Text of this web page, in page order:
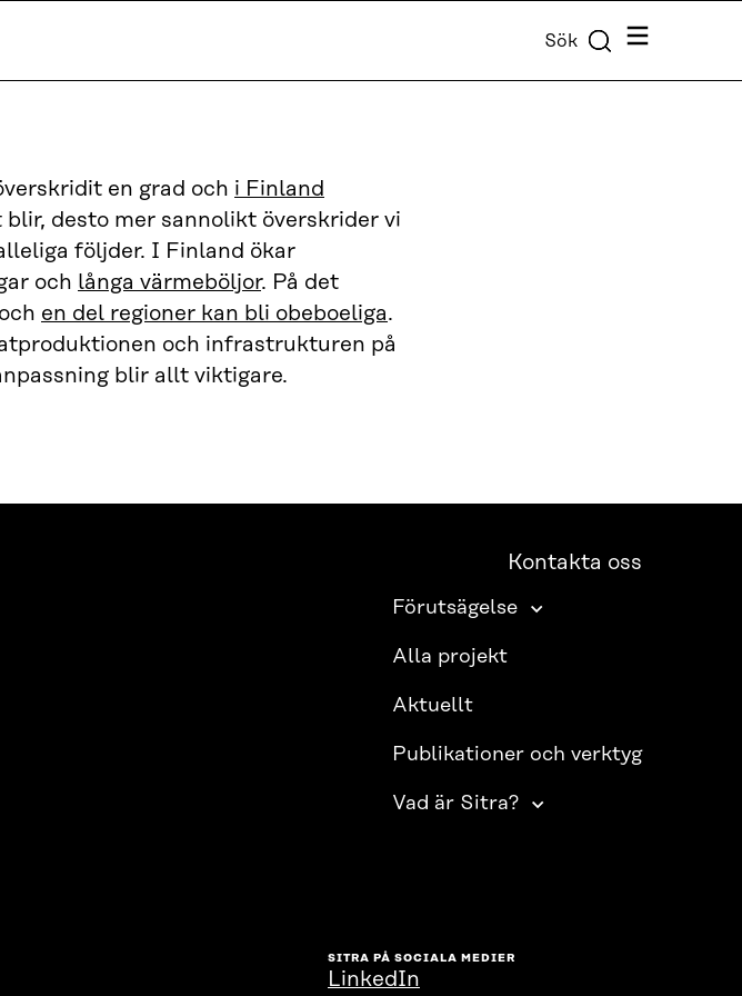
Sök Meny
en grad och i Finland
desto mer sannolikt överskrider vi
följder. I Finland ökar
och långa värmeböljor. På det
en del regioner kan bli obeboeliga.
och infrastrukturen på
blir allt viktigare.
Kontakta oss
Förutsägelse
Alla projekt
Aktuellt
Publikationer och verktyg
Vad är Sitra?
SITRA PÅ SOCIALA MEDIER
LinkedIn